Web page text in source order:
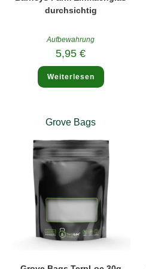
durchsichtig
Aufbewahrung
5,95€
Weiterlesen
Grove Bags